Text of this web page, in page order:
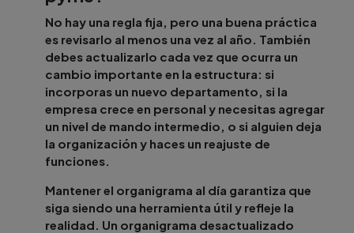
No hay una regla fija, pero una buena práctica
es revisarlo al menos una vez al año. También
debes actualizarlo cada vez que ocurra un
cambio importante en la estructura: si
incorporas un nuevo departamento, si la
empresa crece en personal y necesitas agregar
un nivel de mando intermedio, o si alguien deja
la organización y haces un reajuste de
funciones.
Mantener el organigrama al día garantiza que
siga siendo una herramienta útil y refleje la
realidad. Un organigrama desactualizado